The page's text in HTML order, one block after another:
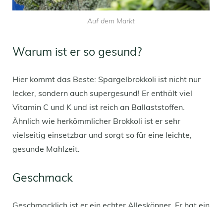
Auf dem Markt
Warum ist er so gesund?
Hier kommt das Beste: Spargelbrokkoli ist nicht nur
lecker, sondern auch supergesund! Er enthält viel
Vitamin C und K und ist reich an Ballaststoffen.
Ähnlich wie herkömmlicher Brokkoli ist er sehr
vielseitig einsetzbar und sorgt so für eine leichte,
gesunde Mahlzeit.
Geschmack